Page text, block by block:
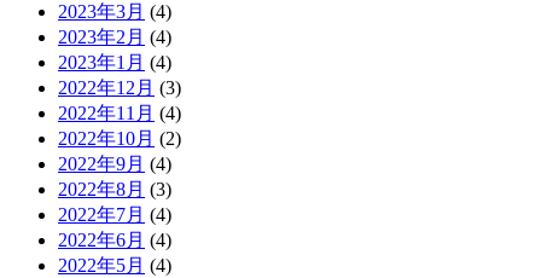
2023年3月 (4)
2023年2月 (4)
2023年1月 (4)
2022年12月 (3)
2022年11月 (4)
2022年10月 (2)
2022年9月 (4)
2022年8月 (3)
2022年7月 (4)
2022年6月 (4)
2022年5月 (4)